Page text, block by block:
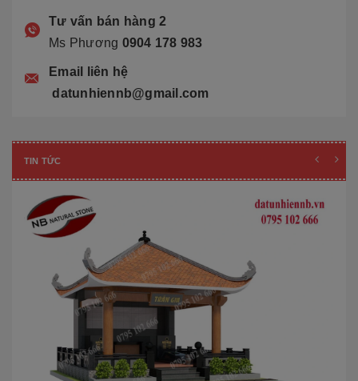
Tư vấn bán hàng 2
Ms Phương 0904 178 983
Email liên hệ
datunhiennb@gmail.com
TIN TỨC